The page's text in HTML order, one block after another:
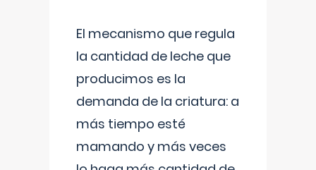
El mecanismo que regula
la cantidad de leche que
producimos es la
demanda de la criatura: a
más tiempo esté
mamando y más veces